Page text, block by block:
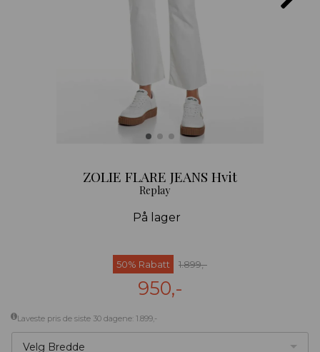
ZOLIE FLARE JEANS Hvit
Replay
På lager
50% Rabatt 1.899,-
950,-
Laveste pris de siste 30 dagene: 1.899,-
Velg Bredde